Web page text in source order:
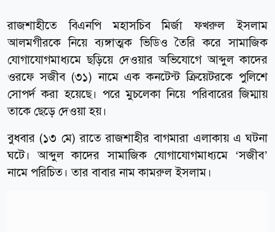
রাজশাহীতে বিএনপি মহাসচিব মির্জা ফখরুল ইসলাম
আলমগীরকে নিয়ে ব্যঙ্গাত্মক ভিডিও তৈরি করে সামাজিক
যোগাযোগমাধ্যমে ছড়িয়ে দেওয়ার অভিযোগে আব্দুল কাদের
ওরফে সজীব (৩১) নামে এক কনটেন্ট ক্রিয়েটরকে পুলিশে
সোপর্দ করা হয়েছে। পরে মুচলেকা নিয়ে পরিবারের জিম্মায়
তাকে ছেড়ে দেওয়া হয়।
বুধবার (১৩ মে) রাতে রাজশাহীর বাগমারা এলাকায় এ ঘটনা
ঘটে। আব্দুল কাদের সামাজিক যোগাযোগমাধ্যমে ‘সজীব’
নামে পরিচিত। তার বাবার নাম কামরুল ইসলাম।